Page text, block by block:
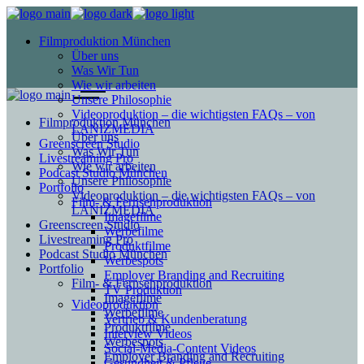
Filmproduktion München
Über uns
Was Wir Tun
Wie wir arbeiten
Unsere Philosophie
Videoproduktion – die wichtigsten FAQs – von
LANIZMEDIA
Greenscreen Studio
Livestreaming Pro
Podcast Studio München
Portfolio
Film- & Fernsehproduktion
Imagefilme
Werbefilme
Produktfilme
Werbespots
Employer Branding and Recruiting
TV Produktion
Videoproduktion
Vertrieb & Kundenberatung
Interview Videos
Social-Media-Content Videos
Filmproduktion München
Über uns
Was Wir Tun
Wie wir arbeiten
Unsere Philosophie
Videoproduktion – die wichtigsten FAQs – von
LANIZMEDIA
Greenscreen Studio
Livestreaming Pro
Podcast Studio München
Portfolio
Film- & Fernsehproduktion
Imagefilme
Werbefilme
Produktfilme
Werbespots
Employer Branding and Recruiting